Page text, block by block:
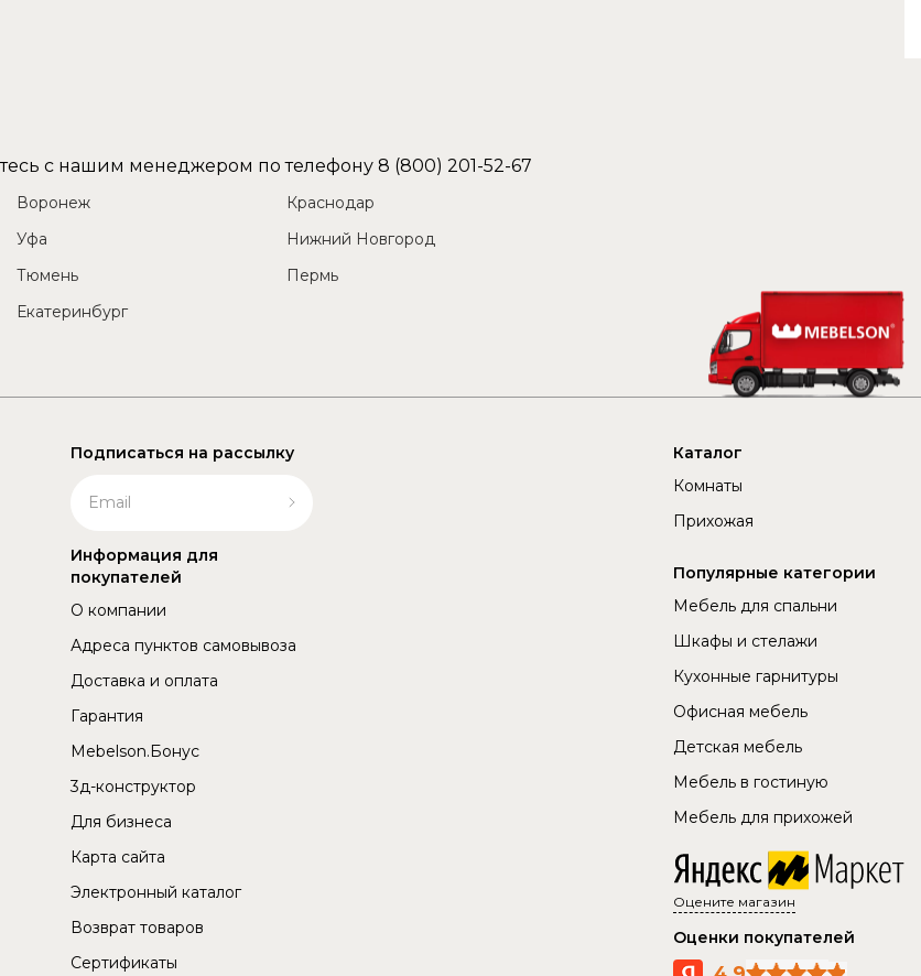
с нашим менеджером по телефону 8 (800) 201-52-67
Воронеж
Краснодар
Уфа
Нижний Новгород
Тюмень
Пермь
Екатеринбург
Подписаться на рассылку
Информация для
покупателей
О компании
Адреса пунктов самовывоза
Доставка и оплата
Гарантия
Mebelson.Бонус
3д-конструктор
Для бизнеса
Карта сайта
Электронный каталог
Возврат товаров
Сертификаты
Каталог
Комнаты
Прихожая
Популярные категории
Мебель для спальни
Шкафы и стелажи
Кухонные гарнитуры
Офисная мебель
Детская мебель
Мебель в гостиную
Мебель для прихожей
Оцените магазин
Оценки покупателей